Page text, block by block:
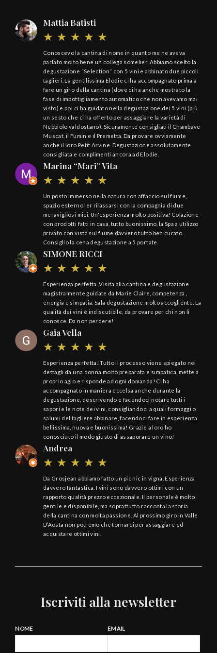
Mattia Batisti
Conoscevo la cantina di nome in quanto me ne aveva
parlato molto bene un collega somelier. Abbiamo scelto la
degustazione “Selection” con 5 vini e abbinato due piccoli
taglieri. La gentilissima Elodie ci ha accompagnato prima a
fare un giro della cantina (dove ci ha anche mostrato la
fase di imbottigliamento automatico che non avevamo mai
visto) e poi ci ha guidato nella degustazione dei 5 vini (più
un sesto che ci ha offerto per assaggiare la varietà di
Nebbiolo valdostano). Sicuramente consigliati il Chambave
Muscat, il Fumin e il Premetta. Da provare ovviamente
anche il loro Petit Arvine. Degustazione assolutamente
consigliata e complimenti ancora ad Elodie.
Marina “Mari” Vita
Un posto immerso nella natura con affaccio sul fiume,
spazio esterno ler rilassarsi con la compagnia di due
meravigliosi mici. Un'esperienza molto positiva! Colazione
con prodotti fatti in casa, tutto buonissimo, la Spa a utilizzo
privato con vista sul fiume davvero tutto ben curato.
Consiglio la cena degustazione a 5 portate.
SIMONE RICCI
Esperienza perfetta. Visita alla cantina e degustazione
magistralmente guidate da Marie Claire, competenza ,
energia e simpatia. Sala degustazione molto accogliente. La
qualità dei vini è indiscutibile, da provare per chi non li
conosce. Da non perdere!
Gaia Vella
Esperienza perfetta! Tutto il processo viene spiegato nei
dettagli da una donna molto preparata e simpatica, mette a
proprio agio e risponde ad ogni domanda! Ci ha
accompagnato in maniera eccelsa anche durante la
degustazione, descrivendo e facendoci notare tutti i
sapori e le note dei vini, consigliandoci a quali formaggi o
salumi del tagliere abbinare, facendoci fare in esperienza
bellissima, nuova e buonissima! Grazie a loro ho
conosciuto il modo giusto di assaporare un vino!
Andrea
Da Grosjean abbiamo fatto un pic nic in vigna. Esperienza
davvero fantastica. I vini sono davvero ottimi con un
rapporto qualità prezzo eccezionale. Il personale è molto
gentile e disponibile, ma soprattutto racconta la storia
della cantina con molta passione. Al prossimo giro in Valle
D’Aosta non potremo che tornarci per assaggiare ed
acquistare ottimi vini.
Iscriviti alla newsletter
NOME EMAIL